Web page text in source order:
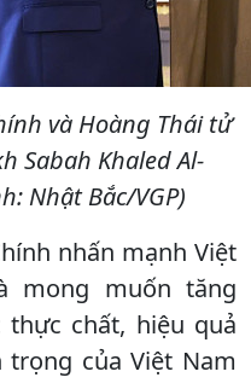
và Hoàng Thái tử
Sabah Khaled Al-
Nhật Bắc/VGP)
nhấn mạnh Việt
mong muốn tăng
chất, hiệu quả
của Việt Nam